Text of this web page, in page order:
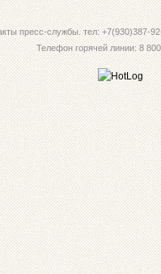
пресс-службы. тел: +7(930)387-
Телефон горячей линии: 8